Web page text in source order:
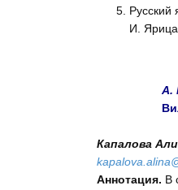
И.
А.
Капалова
Аннотация. В